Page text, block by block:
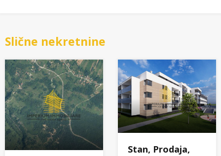
Slične nekretnine
Stan, Prodaja,